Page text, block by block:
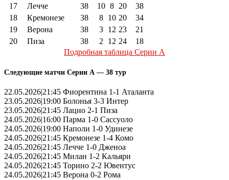
17
Лечче 38 10 8 20
38
18
Кремонезе 38 8 10 20
34
19
Верона 38 3 12 23
21
20
Пиза 38 2 12 24
18
Подробная таблица Серии А
Следующие матчи Серии А — 38 тур
22.05.2026|21:45 Фиорентина 1-1 Аталанта
23.05.2026|19:00 Болонья 3-3 Интер
23.05.2026|21:45 Лацио 2-1 Пиза
24.05.2026|16:00 Парма 1-0 Сассуоло
24.05.2026|19:00 Наполи 1-0 Удинезе
24.05.2026|21:45 Кремонезе 1-4 Комо
24.05.2026|21:45 Лечче 1-0 Дженоа
24.05.2026|21:45 Милан 1-2 Кальяри
24.05.2026|21:45 Торино 2-2 Ювентус
24.05.2026|21:45 Верона 0-2 Рома